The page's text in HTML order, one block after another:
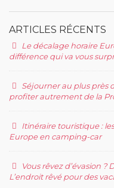
ARTICLES RÉCENTS
Le décalage horaire
différence qui va vous
Séjourner au plus près
profiter autrement de la
Itinéraire touristique :
Europe en camping-car
Vous rêvez d’évasion
L’endroit rêvé pour des